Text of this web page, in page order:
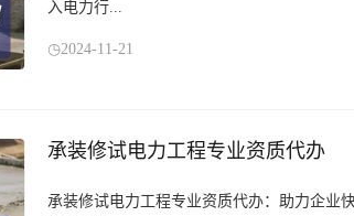
入电力行...
2024-11-21
承装修试电力工程专业资质代办
承装修试电力工程专业资质代办：助力企业